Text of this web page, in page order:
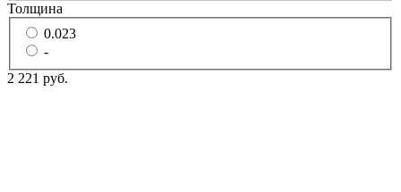
Толщина
0.023
-
2 221 руб.